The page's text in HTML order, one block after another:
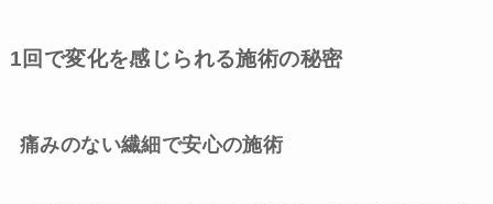
1回で変化を感じられる施術の秘密
痛みのない繊細で安心の施術